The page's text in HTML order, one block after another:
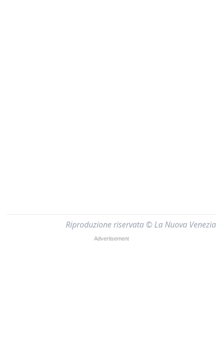
Riproduzione riservata © La Nuova Venezia